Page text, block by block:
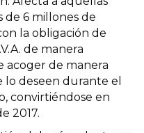
de 6 millones de
la obligación de
de manera
acoger de manera
lo deseen durante el
convirtiéndose en
2017.